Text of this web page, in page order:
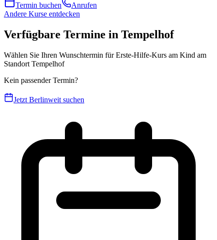
Termin buchen
Anrufen
Andere Kurse entdecken
Verfügbare Termine in Tempelhof
Wählen Sie Ihren Wunschtermin für Erste-Hilfe-Kurs am Kind am
Standort Tempelhof
Kein passender Termin?
Jetzt Berlinweit suchen